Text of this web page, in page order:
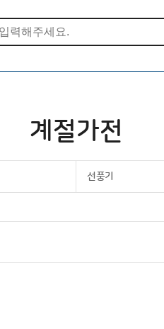
계절가전
선풍기